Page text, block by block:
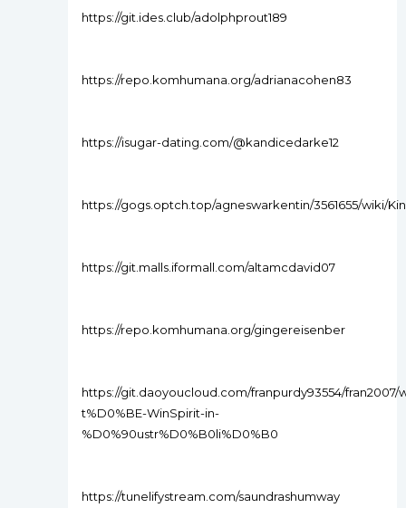
https://git.ides.club/adolphprout189
https://repo.komhumana.org/adrianacohen83
https://isugar-dating.com/@kandicedarke12
https://gogs.optch.top/agneswarkentin/3561655/wiki/
https://git.malls.iformall.com/altamcdavid07
https://repo.komhumana.org/gingereisenber
https://git.daoyoucloud.com/franpurdy93554/fran2007/
t%D0%BE-WinSpirit-in-
%D0%90ustr%D0%B0li%D0%B0
https://tunelifystream.com/saundrashumway